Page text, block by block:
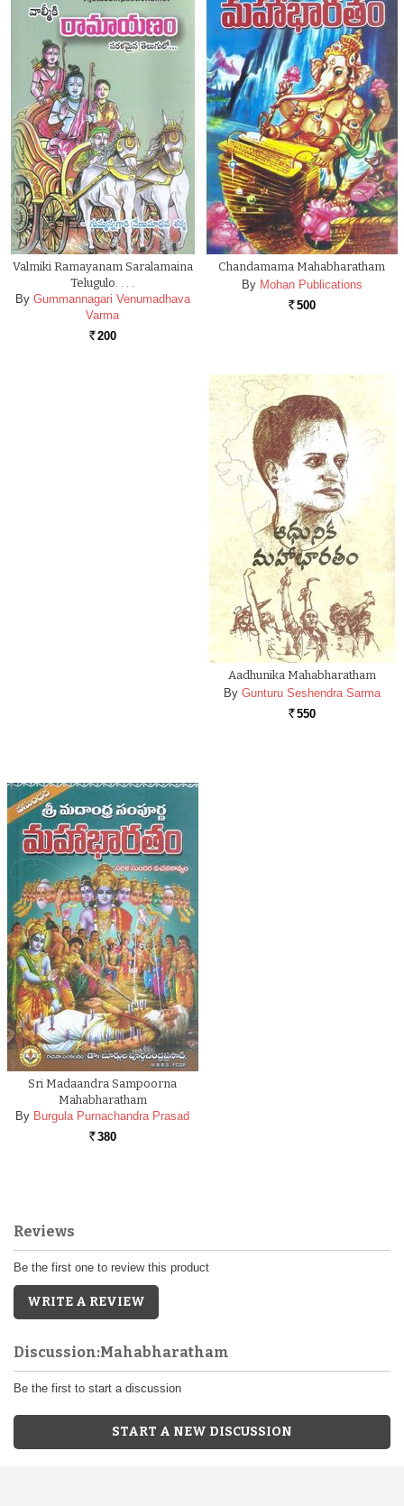
Valmiki Ramayanam Saralamaina
Telugulo. . . .
By Gummannagari Venumadhava
Varma
Rs. 200
Chandamama Mahabharatham
By Mohan Publications
Rs. 500
Aadhunika Mahabharatham
By Gunturu Seshendra Sarma
Rs. 550
Sri Madaandra Sampoorna
Mahabharatham
By Burgula Purnachandra Prasad
Rs. 380
Reviews
Be the first one to review this product
WRITE A REVIEW
Discussion:Mahabharatham
Be the first to start a discussion
START A NEW DISCUSSION